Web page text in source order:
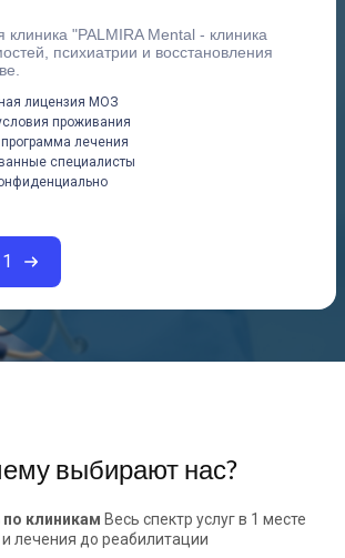
клиника "PALMIRA Mental - клиника
психиатрии и восстановления
лицензия МОЗ
проживания
лечения
специалисты
выбирают нас?
по клиникам Весь спектр услуг в 1 месте
лечения до реабилитации